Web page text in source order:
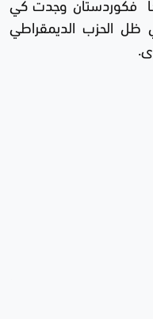
ظل الحزب الديمقراطي